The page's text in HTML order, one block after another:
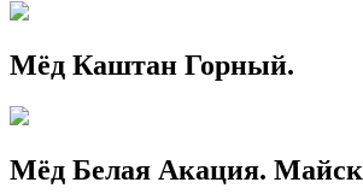
Мёд Каштан Горный.
Мёд Белая Акация.